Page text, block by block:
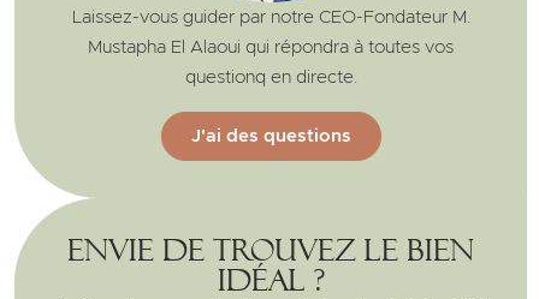
Envie de trouvez le bien
idéal ?
Laissez-vous guider par notre CEO-Fondateur M.
Mustapha El Alaoui qui répondra à toutes vos
questionq en directe.
J'ai des questions